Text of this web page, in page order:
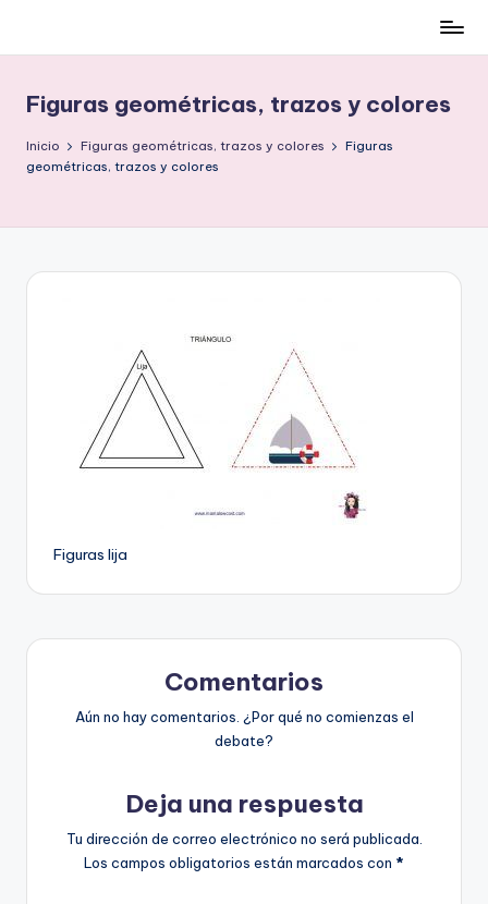
contenido
low-
cost
y
no
intento
Figuras geométricas, trazos y colores
Inicio Figuras geométricas, trazos y colores
Figuras
geométricas, trazos y colores
Figuras lija
Comentarios
Aún no hay comentarios. ¿Por qué no comienzas el
debate?
Deja una respuesta
Tu dirección de correo electrónico no será publicada.
Los campos obligatorios están marcados con *